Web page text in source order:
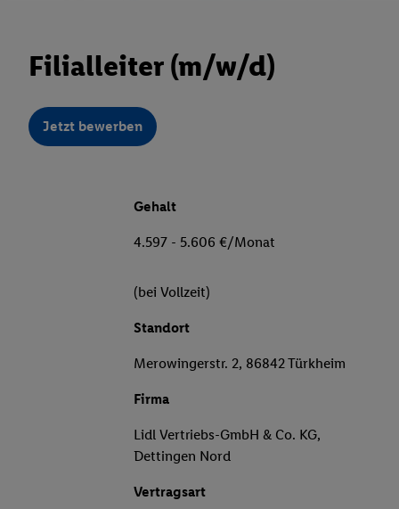
Filialleiter (m/w/d)
Jetzt bewerben
Gehalt
4.597 - 5.606 €/Monat
(bei Vollzeit)
Standort
Merowingerstr. 2, 86842 Türkheim
Firma
Lidl Vertriebs-GmbH & Co. KG,
Dettingen Nord
Vertragsart